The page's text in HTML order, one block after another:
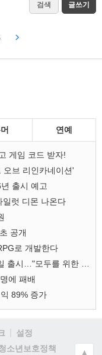
검색 글쓰기
연예
게임 코드 받자!
오브 리인카네이션'
출시 예고
일럿 디몬 나온다
공개
로 개발한다
에 패배
89% 증가
설정
소년보호정책
▲